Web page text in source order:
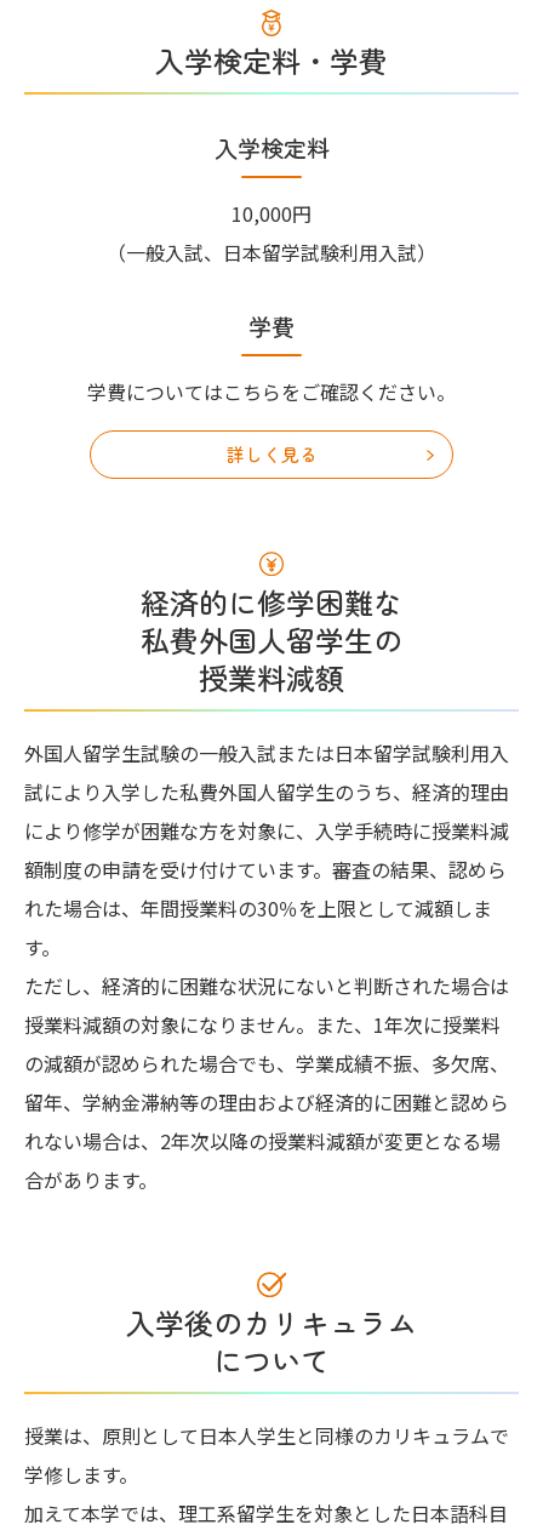
入学検定料・学費
入学検定料
10,000円
（一般入試、日本留学試験利用入試）
学費
学費についてはこちらをご確認ください。
詳しく見る
経済的に修学困難な
私費外国人留学生の
授業料減額
外国人留学生試験の一般入試または日本留学試験利用入
試により入学した私費外国人留学生のうち、経済的理由
により修学が困難な方を対象に、入学手続時に授業料減
額制度の申請を受け付けています。審査の結果、認めら
れた場合は、年間授業料の30％を上限として減額しま
す。
ただし、経済的に困難な状況にないと判断された場合は
授業料減額の対象になりません。また、1年次に授業料
の減額が認められた場合でも、学業成績不振、多欠席、
留年、学納金滞納等の理由および経済的に困難と認めら
れない場合は、2年次以降の授業料減額が変更となる場
合があります。
入学後のカリキュラム
について
授業は、原則として日本人学生と同様のカリキュラムで
学修します。
加えて本学では、理工系留学生を対象とした日本語科目